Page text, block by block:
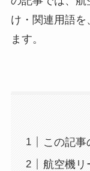
け・関連用語を
ます。
この記事
航空機リ